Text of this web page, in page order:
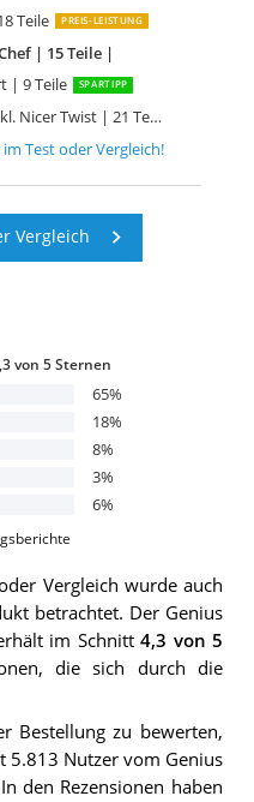
Teile PREIS-LEISTUNG
| 15 Teile |
| 9 Teile
SPARTIPP
Genius Nicer Dicer Plus | inkl. Nicer Twist | 21 Teile
im Test oder Vergleich!
Vergleich
von 5 Sternen
65%
18%
8%
3%
6%
Vergleich wurde auch
betrachtet. Der Genius
im Schnitt4,3 von 5
die sich durch die
Bestellung zu bewerten,
5.813 Nutzer vom Genius
den Rezensionen haben